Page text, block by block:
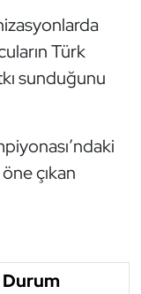
Türk
sunduğunu
çıkan
Durum